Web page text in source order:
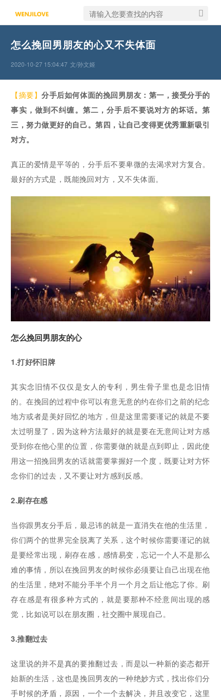
怎么挽回男朋友的心又不失体面
2020-10-27 15:04:47 文/孙文姬
【摘要】分手后如何体面的挽回男朋友：第一，接受分手的
事实，做到不纠缠。第二，分手后不要说对方的坏话。第
三，努力做更好的自己。第四，让自己变得更优秀重新吸引
对方。
真正的爱情是平等的，分手后不要卑微的去渴求对方复合。
最好的方式是，既能挽回对方，又不失体面。
怎么挽回男朋友的心
1.打好怀旧牌
其实念旧情不仅仅是女人的专利，男生骨子里也是念旧情
的。在挽回的过程中你可以有意无意的约在你们之前的纪念
地方或者是美好回忆的地方，但是这里需要谨记的就是不要
太过明显了，因为这种方法最好的就是要在无意间让对方感
受到你在他心里的位置，你需要做的就是点到即止，因此使
用这一招挽回男友的话就需要掌握好一个度，既要让对方怀
念你们的过去，又不要让对方感到反感。
2.刷存在感
当你跟男友分手后，最忌讳的就是一直消失在他的生活里，
你们两个的世界完全脱离了关系，这个时候你需要谨记的就
是要经常出现，刷存在感，感情易变，忘记一个人不是那么
难的事情，所以在挽回男友的时候你必须要让自己出现在他
的生活里，绝对不能分手半个月一个月之后让他忘了你。刷
存在感是有很多种方式的，就是要那种不经意间出现的感
觉，比如说可以在朋友圈，社交圈中展现自己。
3.推翻过去
这里说的并不是真的要推翻过去，而是以一种新的姿态都开
始新的生活，这也是挽回男友的一种绝妙方式，找出你们分
手时候的矛盾，原因，一个一个去解决，并且改变它，这里